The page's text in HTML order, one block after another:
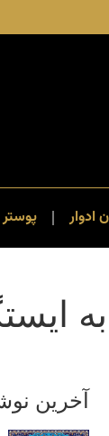
ادوار
آخرین